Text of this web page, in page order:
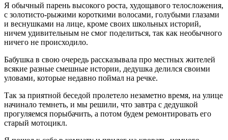
Я обычный парень высокого роста, худощавого телосложения,
с золотисто-рыжими короткими волосами, голубыми глазами
и веснушками на лице, кроме своих школьных историй,
ничем удивительным не смог поделиться, так как необычного
ничего не происходило.
Бабушка в свою очередь рассказывала про местных жителей
всякие разные смешные истории, дедушка делился своими
уловами, которые недавно поймал на речке.
Так за приятной беседой пролетело незаметно время, на улице
начинало темнеть, и мы решили, что завтра с дедушкой
прогуляемся порыбачить, а потом будем ремонтировать его
старый мотоцикл.